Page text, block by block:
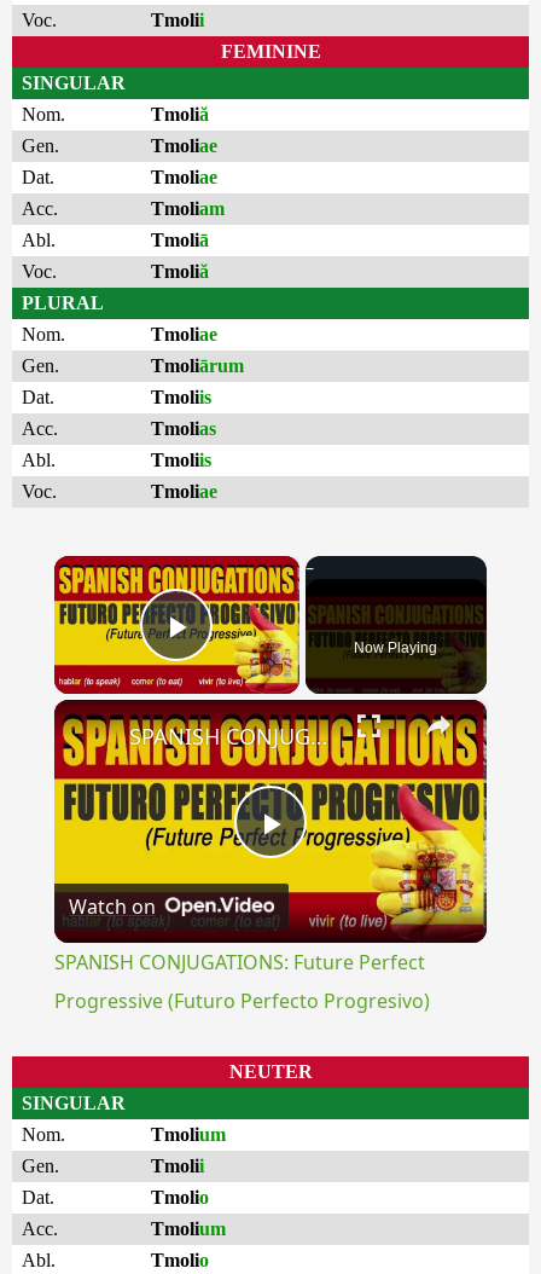
Voc.
Tmolii
FEMININE
SINGULAR
Nom.
Tmoliă
Gen.
Tmoliae
Dat.
Tmoliae
Acc.
Tmoliam
Abl.
Tmoliā
Voc.
Tmoliă
PLURAL
Nom.
Tmoliae
Gen.
Tmoliārum
Dat.
Tmoliis
Acc.
Tmolias
Abl.
Tmoliis
Voc.
Tmoliae
×
Play Video Now Playing
×
Play
Video
SPANISH CONJUGATIONS: Future Perfect Progressive (Futuro Perfecto Progresivo)
Watch on
SPANISH CONJUGATIONS: Future Perfect
Progressive (Futuro Perfecto Progresivo)
NEUTER
SINGULAR
Nom.
Tmolium
Gen.
Tmolii
Dat.
Tmolio
Acc.
Tmolium
Abl.
Tmolio